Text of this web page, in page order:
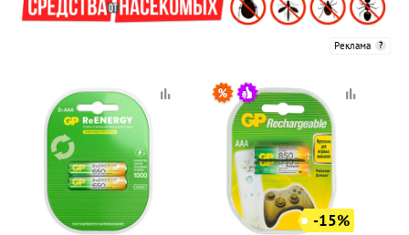
Реклама
-15%